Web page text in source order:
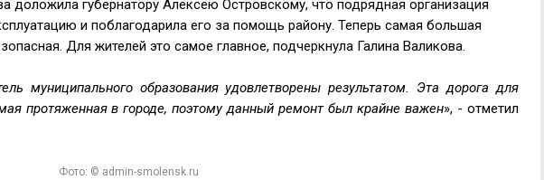
доложила губернатору Алексею Островскому, что подрядная организация
и поблагодарила его за помощь району. Теперь самая большая
Для жителей это самое главное, подчеркнула Галина Валикова.
муниципального образования удовлетворены результатом. Эта дорога для
протяженная в городе, поэтому данный ремонт был крайне важен», - отметил
Фото: © admin-smolensk.ru